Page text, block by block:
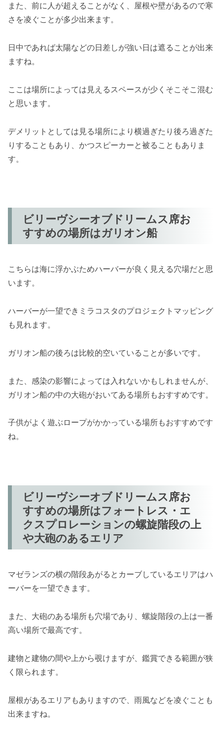
また、前に人が超えることがなく、屋根や壁があるので寒
さを凌ぐことが多少出来ます。
日中であれば太陽などの日差しが強い日は遮ることが出来
ますね。
ここは場所によっては見えるスペースが少くそこそこ混む
と思います。
デメリットとしては見る場所により横過ぎたり後ろ過ぎた
りすることもあり、かつスピーカーと被ることもありま
す。
ビリーヴシーオブドリームス席お
すすめの場所はガリオン船
こちらは海に浮かぶためハーバーが良く見える穴場だと思
います。
ハーバーが一望できミラコスタのプロジェクトマッピング
も見れます。
ガリオン船の後ろは比較的空いていることが多いです。
また、感染の影響によっては入れないかもしれませんが、
ガリオン船の中の大砲がおいてある場所もおすすめです。
子供がよく遊ぶロープがかかっている場所もおすすめです
ね。
ビリーヴシーオブドリームス席お
すすめの場所はフォートレス・エ
クスプロレーションの螺旋階段の上
や大砲のあるエリア
マゼランズの横の階段あがるとカーブしているエリアはハ
ーバーを一望できます。
また、大砲のある場所も穴場であり、螺旋階段の上は一番
高い場所で最高です。
建物と建物の間や上から覗けますが、鑑賞できる範囲が狭
く限られます。
屋根があるエリアもありますので、雨風などを凌ぐことも
出来ますね。